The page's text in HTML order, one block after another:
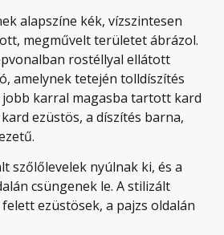
alapszíne kék, vízszintesen
megművelt területet ábrázol.
rostéllyal ellátott
amelynek tetején tolldíszítés
jobb karral magasba tartott kard
ezüstös, a díszítés barna,
szőlőlevelek nyúlnak ki, és a
csüngenek le. A stilizált
ezüstösek, a pajzs oldalán